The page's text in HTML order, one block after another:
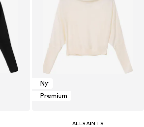
Ny
Premium
ALLSAINTS